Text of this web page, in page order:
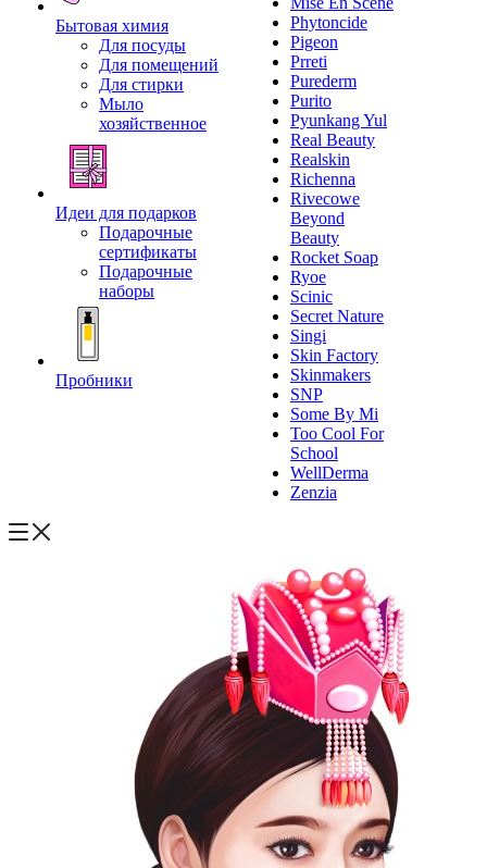
Бытовая химия
Для посуды
Для помещений
Для стирки
Мыло
хозяйственное
Идеи для подарков
Подарочные
сертификаты
Подарочные
наборы
Пробники
Phytoncide
Pigeon
Prreti
Purederm
Purito
Pyunkang Yul
Real Beauty
Realskin
Richenna
Rivecowe
Beyond
Beauty
Rocket Soap
Ryoe
Scinic
Secret Nature
Singi
Skin Factory
Skinmakers
SNP
Some By Mi
Too Cool For
School
WellDerma
Zenzia